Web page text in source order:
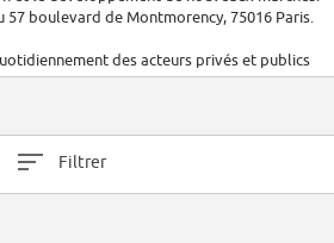
57 boulevard de Montmorency, 75016 Paris.
des acteurs privés et publics
que la santé, les biotechnologies,
100 et 199 salariés.
Filtrer